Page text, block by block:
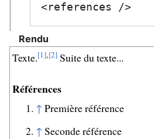
<references />
Rendu
Texte.[1],[2] Suite du texte...
Références
↑ Première référence
↑ Seconde référence